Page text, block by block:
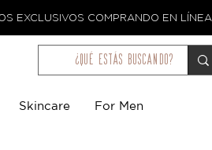
EXCLUSIVOS COMPRANDO EN LÍNEA.
¿qué estás buscando?
Skincare For Men